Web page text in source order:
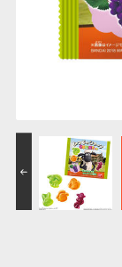
ズ
PROJECT
スーパー戦隊シ
つりグミ